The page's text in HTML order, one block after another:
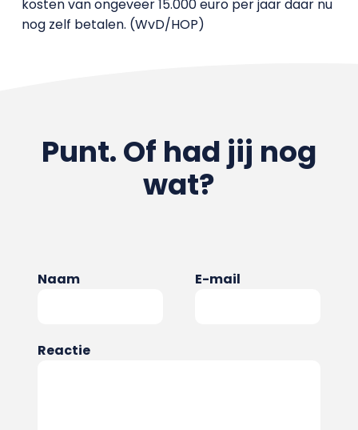
kosten van ongeveer 15.000 euro per jaar daar nu
nog zelf betalen. (WvD/HOP)
Punt. Of had jij nog
wat?
Naam E-mail
Reactie